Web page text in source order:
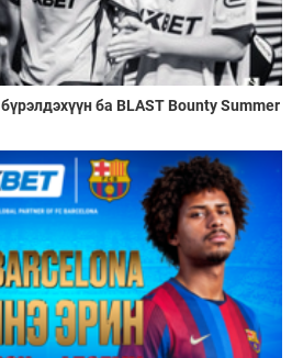
ба BLAST Bounty Summer